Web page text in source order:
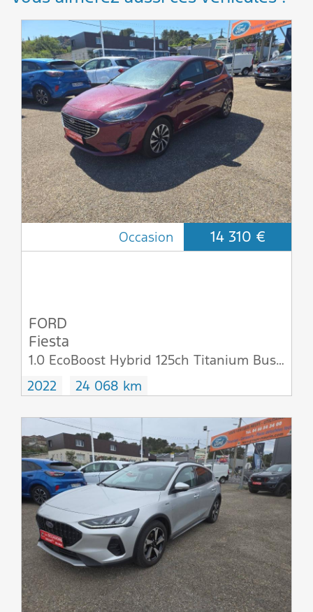
Occasion 14 310 €
FORD
Fiesta
1.0 EcoBoost Hybrid 125ch Titanium Business 5p
2022
24 068 km